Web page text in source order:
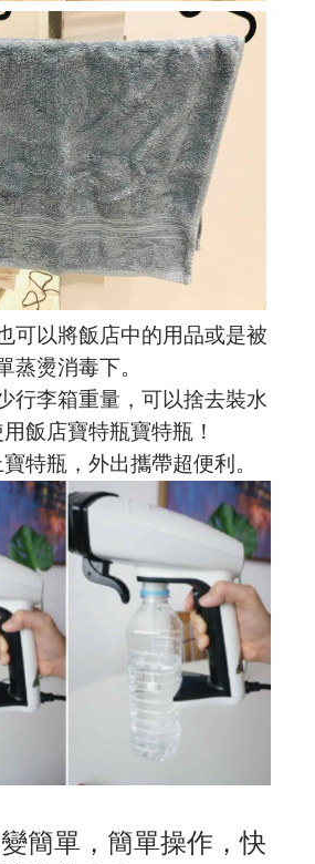
可以將飯店中的用品或是被
蒸燙消毒下。
行李箱重量，可以捨去裝水
飯店寶特瓶寶特瓶！
特瓶，外出攜帶超便利。
簡單，簡單操作，快